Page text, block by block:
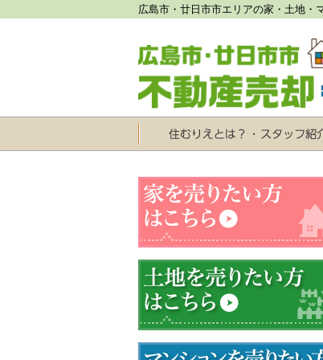
広島市・廿日市市エリアの家・土地・